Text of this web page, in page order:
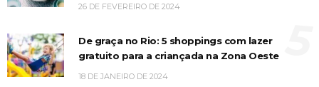
26 DE FEVEREIRO DE 2024
De graça no Rio: 5 shoppings com lazer
gratuito para a criançada na Zona Oeste
18 DE JANEIRO DE 2024